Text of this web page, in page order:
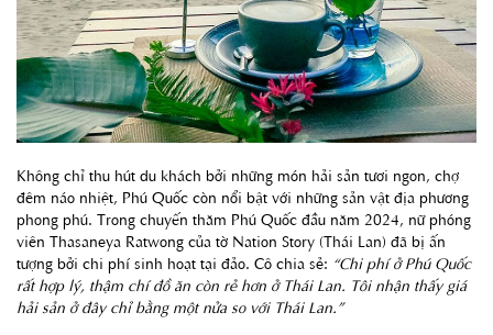
Không chỉ thu hút du khách bởi những món hải sản tươi ngon, chợ
đêm náo nhiệt, Phú Quốc còn nổi bật với những sản vật địa phương
phong phú. Trong chuyến thăm Phú Quốc đầu năm 2024, nữ phóng
viên Thasaneya Ratwong của tờ Nation Story (Thái Lan) đã bị ấn
tượng bởi chi phí sinh hoạt tại đảo. Cô chia sẻ: “Chi phí ở Phú Quốc
rất hợp lý, thậm chí đồ ăn còn rẻ hơn ở Thái Lan. Tôi nhận thấy giá
hải sản ở đây chỉ bằng một nửa so với Thái Lan.”